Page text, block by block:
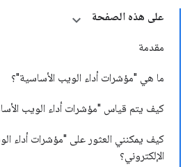
على هذه الصفحة
مقدمة
ما هي "مؤشرات أداء الويب الأساسية"؟
كيف يتم قياس "مؤشرات أداء الويب
كيف يمكنني العثور على "مؤشرات أداء
الإلكتروني؟